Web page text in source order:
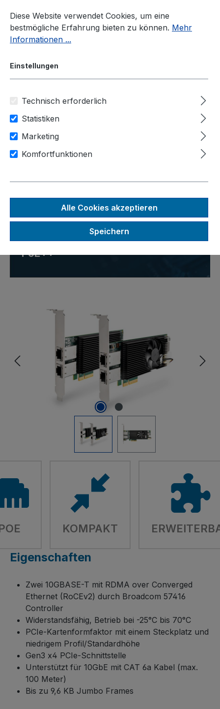
Zum Hauptinhalt springen
Industrie-PC Hersteller Neousys Technology
Anwendungsbereiche
IIot / Industrie 4.0
Wide-Temp 2-Port 10GBASE-
T Netzwerkadapter mit
PoE++
Bildergalerie überspringen
KOMPAKT
Eigenschaften
Zwei 10GBASE-T mit RDMA over Converged
Ethernet (RoCEv2) durch Broadcom 57416
Controller
Widerstandsfähig, Betrieb bei -25°C bis 70°C
PCIe-Kartenformfaktor mit einem Steckplatz und
niedrigem Profil/Standardhöhe
Gen3 x4 PCIe-Schnittstelle
Unterstützt für 10GbE mit CAT 6a Kabel (max.
100 Meter)
Bis zu 9,6 KB Jumbo Frames
Diese Website verwendet Cookies, um eine
bestmögliche Erfahrung bieten zu können. Mehr
Informationen ...
Einstellungen
Technisch erforderlich
Statistiken
Marketing
Komfortfunktionen
Alle Cookies akzeptieren
Speichern